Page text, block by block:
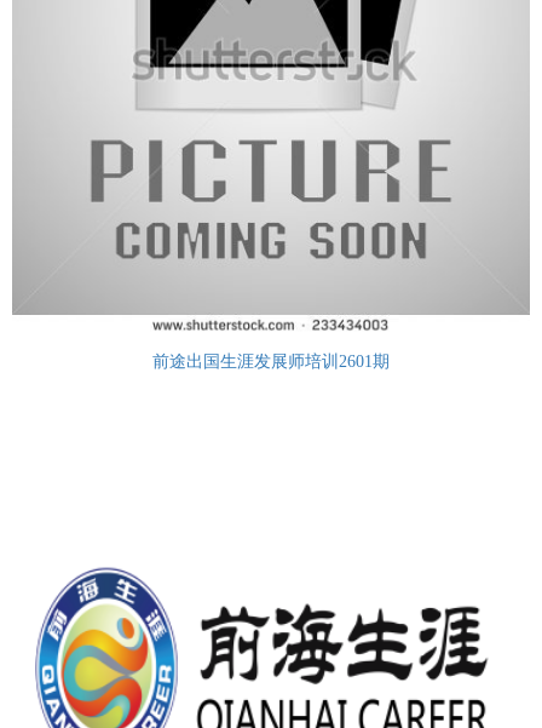
前途出国生涯发展师培训2601期